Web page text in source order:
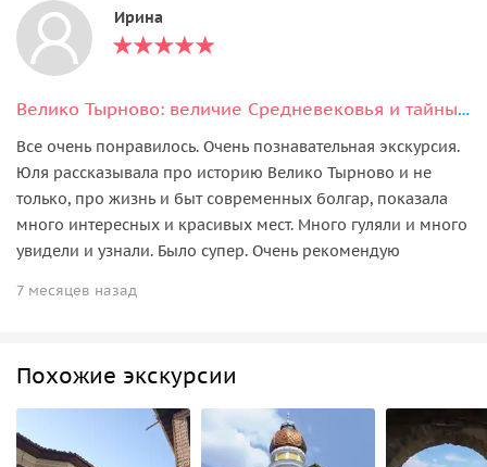
Ирина
Велико Тырново: величие Средневековья и тайны болгарского зодчества
Все очень понравилось. Очень познавательная экскурсия.
Юля рассказывала про историю Велико Тырново и не
только, про жизнь и быт современных болгар, показала
много интересных и красивых мест. Много гуляли и много
увидели и узнали. Было супер. Очень рекомендую
7 месяцев назад
Похожие экскурсии